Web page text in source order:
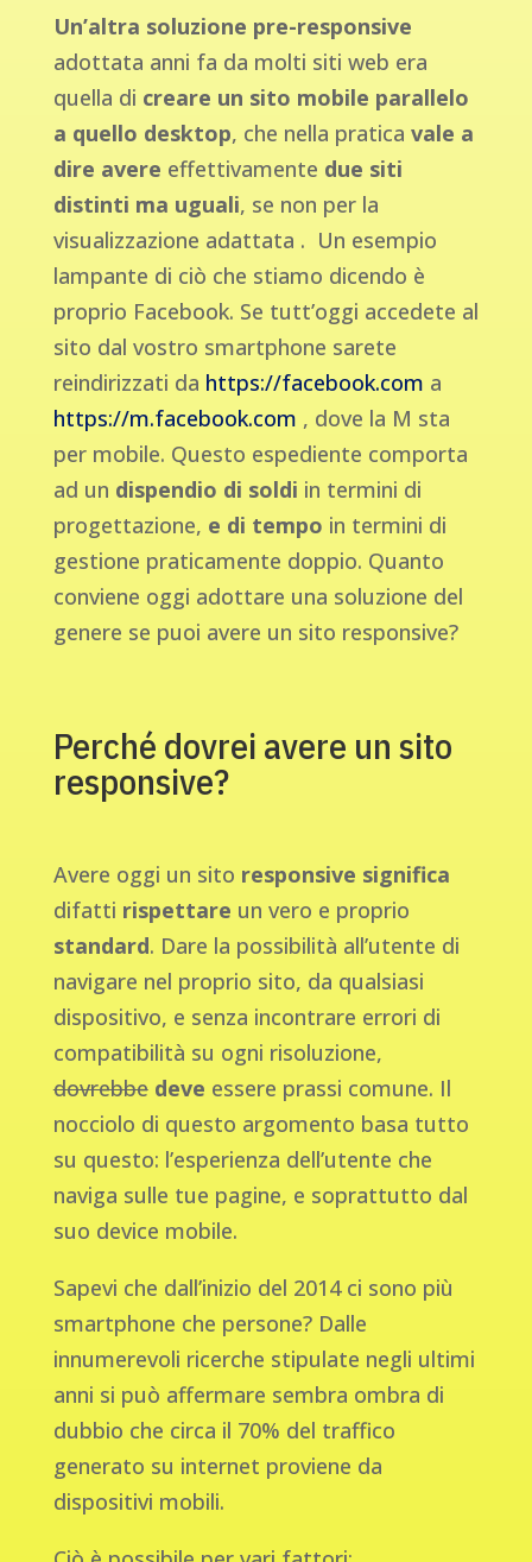
Un’altra soluzione pre-responsive
adottata anni fa da molti siti web era
quella di creare un sito mobile parallelo
a quello desktop, che nella pratica vale a
dire avere effettivamente due siti
distinti ma uguali, se non per la
visualizzazione adattata . Un esempio
lampante di ciò che stiamo dicendo è
proprio Facebook. Se tutt’oggi accedete al
sito dal vostro smartphone sarete
reindirizzati da https://facebook.com a
https://m.facebook.com , dove la M sta
per mobile. Questo espediente comporta
ad un dispendio di soldi in termini di
progettazione, e di tempo in termini di
gestione praticamente doppio. Quanto
conviene oggi adottare una soluzione del
genere se puoi avere un sito responsive?
Perché dovrei avere un sito
responsive?
Avere oggi un sito responsive significa
difatti rispettare un vero e proprio
standard. Dare la possibilità all’utente di
navigare nel proprio sito, da qualsiasi
dispositivo, e senza incontrare errori di
compatibilità su ogni risoluzione,
dovrebbe deve essere prassi comune. Il
nocciolo di questo argomento basa tutto
su questo: l’esperienza dell’utente che
naviga sulle tue pagine, e soprattutto dal
suo device mobile.
Sapevi che dall’inizio del 2014 ci sono più
smartphone che persone? Dalle
innumerevoli ricerche stipulate negli ultimi
anni si può affermare sembra ombra di
dubbio che circa il 70% del traffico
generato su internet proviene da
dispositivi mobili.